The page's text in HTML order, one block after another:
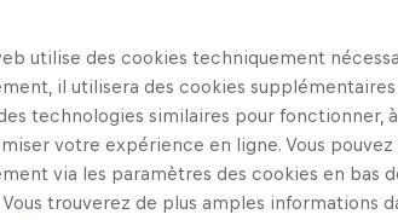
utilise des cookies techniquement
il utilisera des cookies
technologies similaires pour fonctionner,
votre expérience en ligne. Vous
via les paramètres des cookies en bas
trouverez de plus amples informations